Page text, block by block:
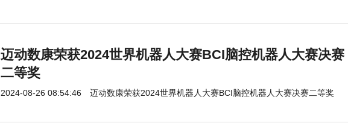
迈动数康荣获2024世界机器人大赛BCI脑控机器人大赛决赛
二等奖
2024-08-26 08:54:46 迈动数康荣获2024世界机器人大赛BCI脑控机器人大赛决赛二等奖